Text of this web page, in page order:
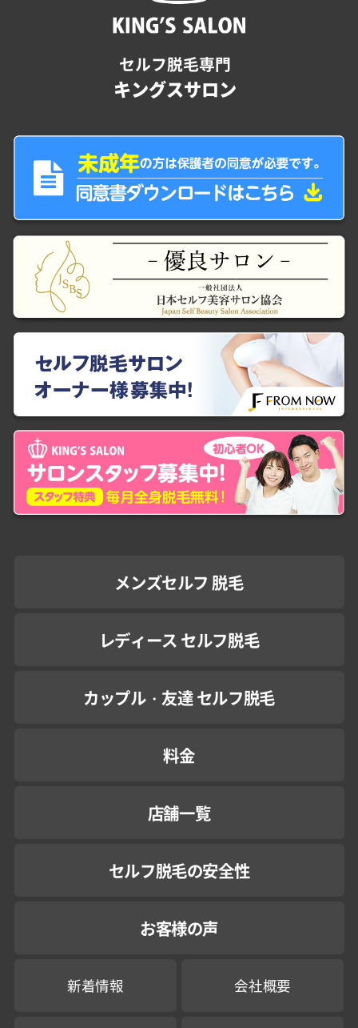
セルフ脱毛専門
キングスサロン
メンズセルフ 脱毛
レディース セルフ脱毛
カップル・友達 セルフ脱毛
料金
店舗一覧
セルフ脱毛の安全性
お客様の声
新着情報 会社概要